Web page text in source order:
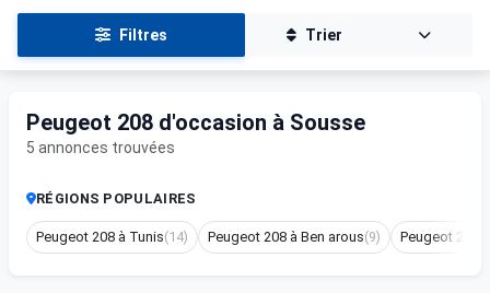
Filtres Trier
Peugeot 208 d'occasion à Sousse
5 annonces trouvées
RÉGIONS POPULAIRES
Peugeot 208 à Tunis(14) Peugeot 208 à Ben arous(9) Peugeot 208